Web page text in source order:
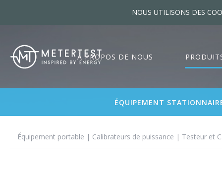
NOUS UTILISONS DES
À PROPOS DE NOUS
ÉQUIPEMENT
Équipement portable | Calibrateurs de puissance | Testeur et